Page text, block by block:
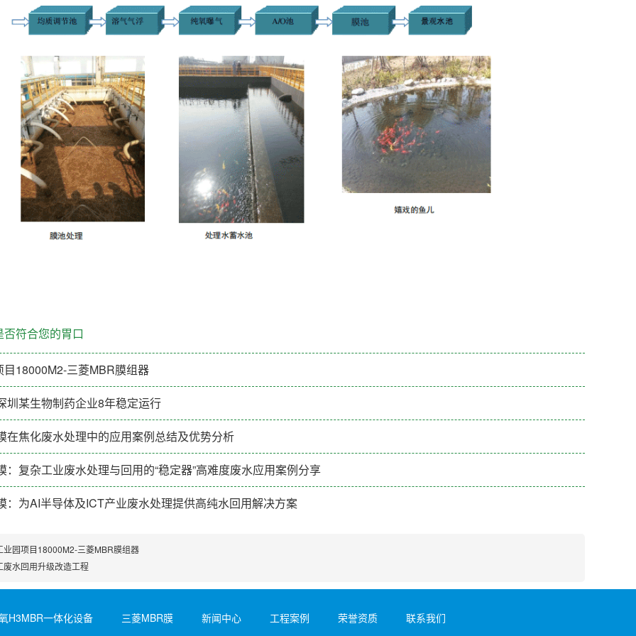
符合您的胃口
目18000M2-三菱MBR膜组器
圳某生物制药企业8年稳定运行
在焦化废水处理中的应用案例总结及优势分析
：复杂工业废水处理与回用的“稳定器”高难度废水应用案例分享
：为AI半导体及ICT产业废水处理提供高纯水回用解决方案
业园项目18000M2-三菱MBR膜组器
废水回用升级改造工程
H3MBR一体化设备 三菱MBR膜 新闻中心 工程案例 荣誉资质 联系我们